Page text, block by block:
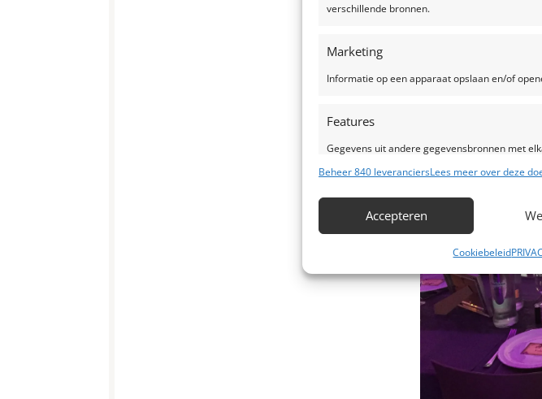
verschillende bronnen.
Marketing
Informatie op een apparaat opslaan en/of
Features
Gegevens uit andere gegevensbronnen met
Verschillende apparaten linken, Apparaten
Zorg dragen voor beveiliging, fraude
fouten opsporen, Advertenties en
Beheer 840 leveranciersLees meer over deze
Accepteren
Cookiebeleid